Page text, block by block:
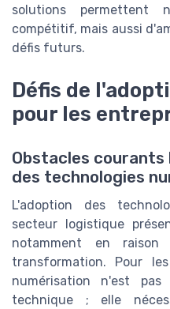
solutions permettent
compétitif, mais aussi
défis futurs.
Défis de
pour les
Obstacles
des technologies
L'adoption des
secteur logistique
notamment en
transformation. Pour
numérisation n'est pas
technique ; elle